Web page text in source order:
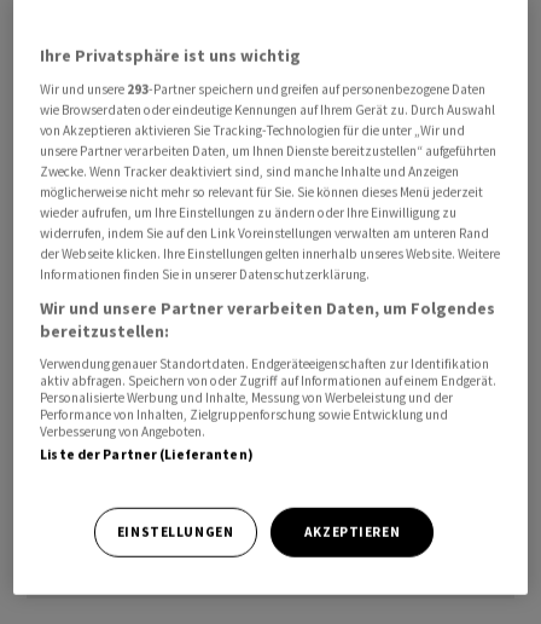
Insgesamt setzt sich in diesem Jahr der bereits in den
Vormonaten gesehene Anstieg im Juni fort. Von Januar
bis Mai hatten die Logiernächte mit einem Plus von fast
15 Prozent gegenüber dem Vorjahr schon deutlich
angezogen. So stieg im ersten Semester die Zahl der
Logiernächte um 13,8 Prozent auf 19,5 Millionen.
Ihre Privatsphäre ist uns wichtig
Wir und unsere 293-Partner speichern und greifen auf personenbezogene Daten
wie Browserdaten oder eindeutige Kennungen auf Ihrem Gerät zu. Durch Auswahl
von Akzeptieren aktivieren Sie Tracking-Technologien für die unter „Wir und
unsere Partner verarbeiten Daten, um Ihnen Dienste bereitzustellen“ aufgeführten
Zwecke. Wenn Tracker deaktiviert sind, sind manche Inhalte und Anzeigen
möglicherweise nicht mehr so relevant für Sie. Sie können dieses Menü jederzeit
wieder aufrufen, um Ihre Einstellungen zu ändern oder Ihre Einwilligung zu
widerrufen, indem Sie auf den Link Voreinstellungen verwalten am unteren Rand
der Webseite klicken. Ihre Einstellungen gelten innerhalb unseres Website. Weitere
Informationen finden Sie in unserer Datenschutzerklärung.
Wir und unsere Partner verarbeiten Daten, um Folgendes
bereitzustellen:
Verwendung genauer Standortdaten. Endgeräteeigenschaften zur Identifikation
aktiv abfragen. Speichern von oder Zugriff auf Informationen auf einem Endgerät.
Personalisierte Werbung und Inhalte, Messung von Werbeleistung und der
Performance von Inhalten, Zielgruppenforschung sowie Entwicklung und
Verbesserung von Angeboten.
Liste der Partner (Lieferanten)
EINSTELLUNGEN AKZEPTIEREN